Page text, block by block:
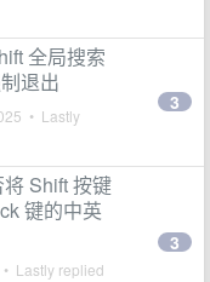
全局搜索
退出
• Lastly
3
Shift 按键
键的中英
• Lastly replied
3